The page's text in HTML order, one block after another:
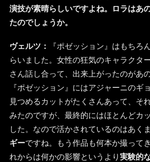
演技が素晴らしいですよね。ロラはあ
たのでしょうか。
ヴェルツ：
『ポゼッション』はもちろ
らいました。女性の狂気のキャラクタ
さん話し合って、出来上がったのがあ
『ポゼッション』にはアジャーニのギ
見つめるカットがたくさんあって、そ
みたのですが、最終的にはほとんどカ
した。なので活かされているのはあく
ギーですね。もう作品も何本か撮って
れからは何かの影響というより 実験的